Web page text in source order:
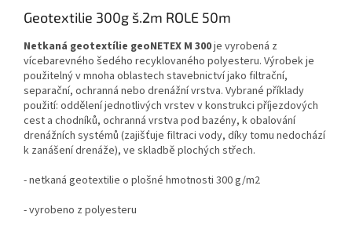
Geotextilie 300g š.2m ROLE 50m
Netkaná geotextílie geoNETEX M 300je vyrobená z
vícebarevného šedého recyklovaného polyesteru. Výrobek je
použitelný v mnoha oblastech stavebnictví jako filtrační,
separační, ochranná nebo drenážní vrstva. Vybrané příklady
použití: oddělení jednotlivých vrstev v konstrukci příjezdových
cest a chodníků, ochranná vrstva pod bazény, k obalování
drenážních systémů (zajišťuje filtraci vody, díky tomu nedochází
k zanášení drenáže), ve skladbě plochých střech.
- netkaná geotextilie o plošné hmotnosti 300 g/m2
- vyrobeno z polyesteru